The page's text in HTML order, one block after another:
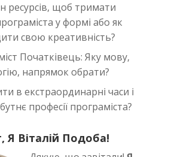
ресурсів, щоб тримати
у формі або як
свою креативність?
Початківець: Яку мову,
напрямок обрати?
в екстраординарні часи i
професії програміста?
Я Віталій Подоба!